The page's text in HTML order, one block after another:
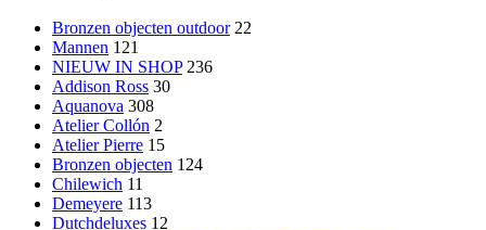
Bronzen objecten outdoor 22
Mannen 121
NIEUW IN SHOP 236
Addison Ross 30
Aquanova 308
Atelier Collón 2
Atelier Pierre 15
Bronzen objecten 124
Chilewich 11
Demeyere 113
Dutchdeluxes 12